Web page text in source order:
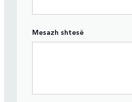
Mesazh shtesë